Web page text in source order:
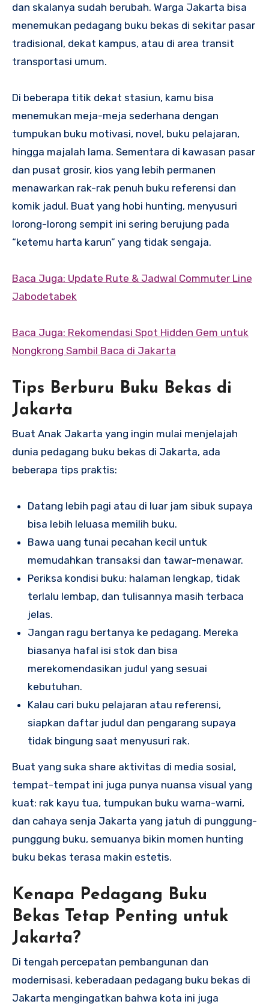
dan skalanya sudah berubah. Warga Jakarta bisa
menemukan pedagang buku bekas di sekitar pasar
tradisional, dekat kampus, atau di area transit
transportasi umum.
Di beberapa titik dekat stasiun, kamu bisa
menemukan meja-meja sederhana dengan
tumpukan buku motivasi, novel, buku pelajaran,
hingga majalah lama. Sementara di kawasan pasar
dan pusat grosir, kios yang lebih permanen
menawarkan rak-rak penuh buku referensi dan
komik jadul. Buat yang hobi hunting, menyusuri
lorong-lorong sempit ini sering berujung pada
“ketemu harta karun” yang tidak sengaja.
Baca Juga: Update Rute & Jadwal Commuter Line
Jabodetabek
Baca Juga: Rekomendasi Spot Hidden Gem untuk
Nongkrong Sambil Baca di Jakarta
Tips Berburu Buku Bekas di
Jakarta
Buat Anak Jakarta yang ingin mulai menjelajah
dunia pedagang buku bekas di Jakarta, ada
beberapa tips praktis:
Datang lebih pagi atau di luar jam sibuk supaya
bisa lebih leluasa memilih buku.
Bawa uang tunai pecahan kecil untuk
memudahkan transaksi dan tawar-menawar.
Periksa kondisi buku: halaman lengkap, tidak
terlalu lembap, dan tulisannya masih terbaca
jelas.
Jangan ragu bertanya ke pedagang. Mereka
biasanya hafal isi stok dan bisa
merekomendasikan judul yang sesuai
kebutuhan.
Kalau cari buku pelajaran atau referensi,
siapkan daftar judul dan pengarang supaya
tidak bingung saat menyusuri rak.
Buat yang suka share aktivitas di media sosial,
tempat-tempat ini juga punya nuansa visual yang
kuat: rak kayu tua, tumpukan buku warna-warni,
dan cahaya senja Jakarta yang jatuh di punggung-
punggung buku, semuanya bikin momen hunting
buku bekas terasa makin estetis.
Kenapa Pedagang Buku
Bekas Tetap Penting untuk
Jakarta?
Di tengah percepatan pembangunan dan
modernisasi, keberadaan pedagang buku bekas di
Jakarta mengingatkan bahwa kota ini juga